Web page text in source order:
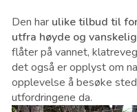
Den har ulike tilbud til
utfra høyde og
flåter på vannet,
det også er opplyst om
opplevelse å besøke
utfordringene da.